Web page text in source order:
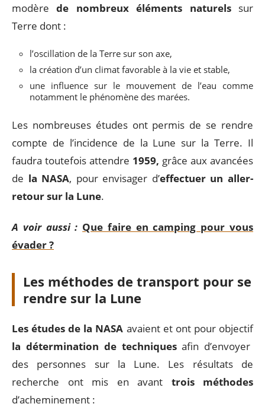
modèrede nombreux éléments naturelssur
Terre dont :
l’oscillation de la Terre sur son axe,
la création d’un climat favorable à la vie et stable,
une influence sur le mouvement de l’eau comme
notamment le phénomène des marées.
Les nombreuses études ont permis de se rendre
compte de l’incidence de la Lune sur la Terre. Il
faudra toutefois attendre 1959, grâce aux avancées
de la NASA, pour envisager d’effectuer un aller-
retour sur la Lune.
A voir aussi : Que faire en camping pour vous
évader ?
Les méthodes de transport pour se
rendre sur la Lune
Les études de la NASA avaient et ont pour objectif
la détermination de techniquesafin d’envoyer
des personnes sur la Lune. Les résultats de
recherche ont mis en avant trois méthodes
d’acheminement :